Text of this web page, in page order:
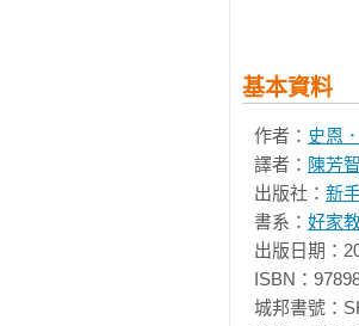
基本資料
作者： 史恩
譯者： 陳芳智
出版社： 新
書系： 好家
出版日期：
ISBN：
城邦書號：